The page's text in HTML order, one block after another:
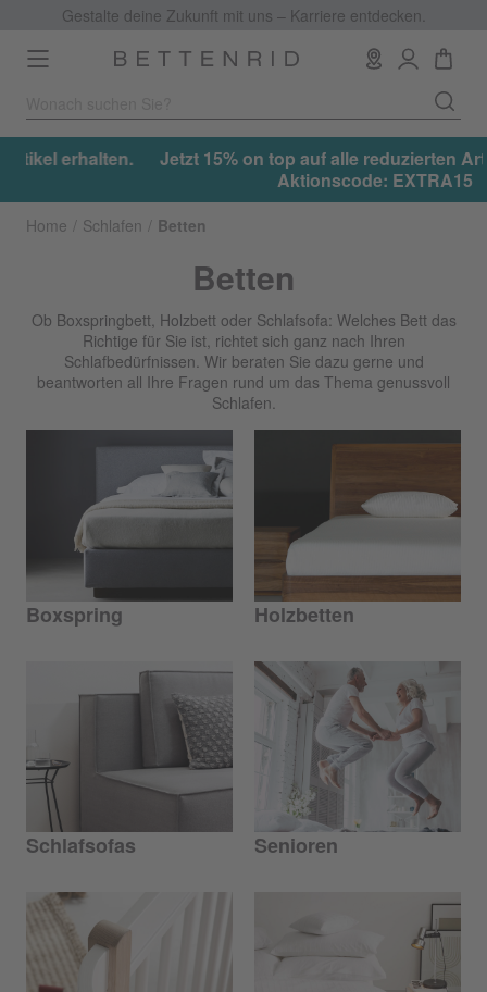
Gestalte deine Zukunft mit uns – Karriere entdecken.
Toggle
navigation
Jetzt 15% on top auf alle reduzierten Artikel erhalten.
Aktionscode: EXTRA15
Home Schlafen Betten
Betten
Ob Boxspringbett, Holzbett oder Schlafsofa: Welches Bett das
Richtige für Sie ist, richtet sich ganz nach Ihren
Schlafbedürfnissen. Wir beraten Sie dazu gerne und
beantworten all Ihre Fragen rund um das Thema genussvoll
Schlafen.
Boxspring Holzbetten
Schlafsofas Senioren